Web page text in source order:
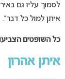
לסמוך עליו גם
איתן למול כל דבר”.
כל השופטים הצביעו בעד. אורי 94%
איתן אהרון